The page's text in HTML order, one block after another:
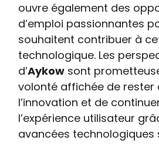
ouvre également des
d’emploi passionnantes
souhaitent contribuer à
technologique. Les
d’Aykow sont
volonté affichée de rester
l’innovation et de
l’expérience utilisateur
avancées technologiques